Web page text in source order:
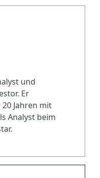
und
Er
Jahren mit
Analyst beim